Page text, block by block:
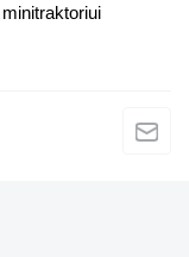
minitraktoriui